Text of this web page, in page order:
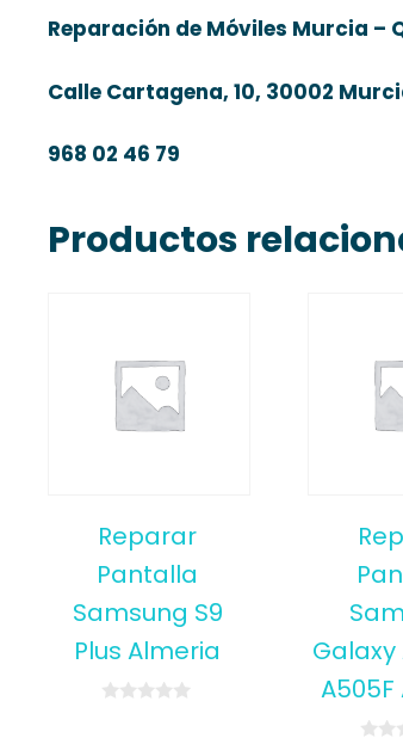
Reparación de Móviles Murcia –
Calle Cartagena, 10, 30002
968 02 46 79
Productos
Reparar
Pantalla
Samsung S9
Plus Almeria
Galaxy